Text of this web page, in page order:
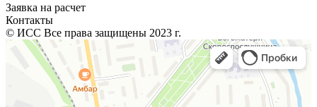
Заявка на расчет
Контакты
© ИСС Все права защищены 2023 г.